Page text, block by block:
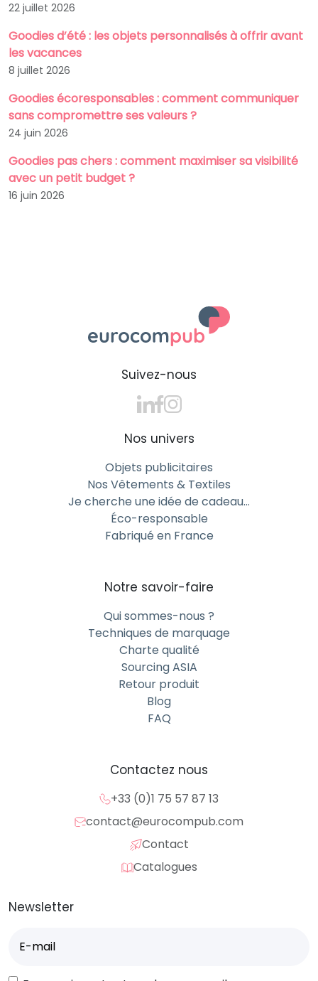
22 juillet 2026
Goodies d’été : les objets personnalisés à offrir avant
les vacances
8 juillet 2026
Goodies écoresponsables : comment communiquer
sans compromettre ses valeurs ?
24 juin 2026
Goodies pas chers : comment maximiser sa visibilité
avec un petit budget ?
16 juin 2026
Suivez-nous
Nos univers
Objets publicitaires
Nos Vêtements & Textiles
Je cherche une idée de cadeau…
Éco-responsable
Fabriqué en France
Notre savoir-faire
Qui sommes-nous ?
Techniques de marquage
Charte qualité
Sourcing ASIA
Retour produit
Blog
FAQ
Contactez nous
+33 (0)1 75 57 87 13
contact@eurocompub.com
Contact
Catalogues
Newsletter
mail(Nécessaire)